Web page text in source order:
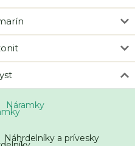
Náramky
Náhrdelníky a prívesky